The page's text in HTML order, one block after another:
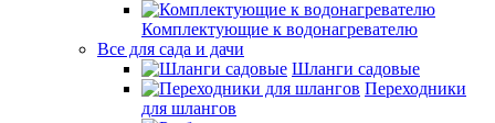
Комплектующие к водонагревателю
Все для сада и дачи
Шланги садовые
Переходники
для шлангов